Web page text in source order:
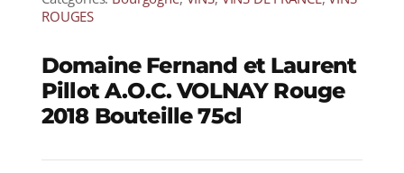
ROUGES
Domaine Fernand et Laurent
Pillot A.O.C. VOLNAY Rouge
2018 Bouteille 75cl